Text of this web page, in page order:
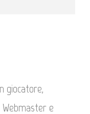
giocatore,
e